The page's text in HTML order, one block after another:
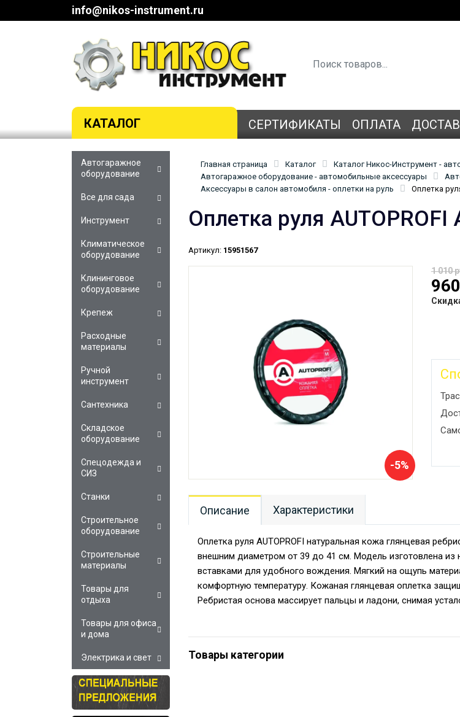
info@nikos-instrument.ru
КАТАЛОГ СЕРТИФИКАТЫ ОПЛАТА
Главная страница Каталог
Каталог Никос-Инструмент -
Автогаражное оборудование - автомобильные аксессуары
Аксессуары в салон автомобиля - оплетки на руль
Оплетка
Оплетка руля AUTOPROFI
Артикул: 15951567
-5%
1 010
Описание Характеристики
Оплетка руля AUTOPROFI натуральная кожа глянцевая
внешним диаметром от 39 до 41 см. Модель изготовлена
вставками для удобного вождения. Мягкий на ощупь
комфортную температуру. Кожаная глянцевая оплетка
Ребристая основа массирует пальцы и ладони, снимая
Товары категории
Автогаражное
оборудование
Все для сада
Инструмент
Климатическое
оборудование
Клининговое
оборудование
Крепеж
Расходные
материалы
Ручной
инструмент
Сантехника
Складское
оборудование
Спецодежда и
СИЗ
Станки
Строительное
оборудование
Строительные
материалы
Товары для
отдыха
Товары для офиса
и дома
Электрика и свет